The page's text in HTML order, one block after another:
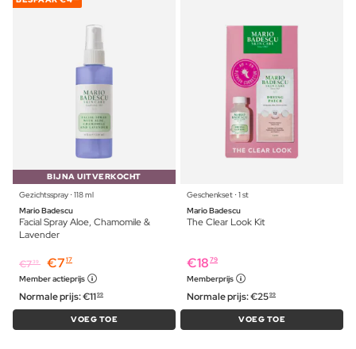
BIJNA UITVERKOCHT
Gezichtsspray ⋅ 118 ml
Mario Badescu
Facial Spray Aloe, Chamomile &
Lavender
€739 €7 17
Member actieprijs
Normale prijs:€1199
VOEG TOE
Geschenkset ⋅ 1 st
Mario Badescu
The Clear Look Kit
€18 79
Memberprijs
Normale prijs:€2599
VOEG TOE